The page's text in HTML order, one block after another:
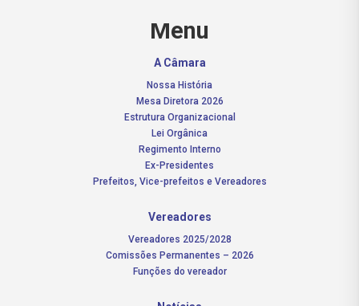
Menu
A Câmara
Nossa História
Mesa Diretora 2026
Estrutura Organizacional
Lei Orgânica
Regimento Interno
Ex-Presidentes
Prefeitos, Vice-prefeitos e Vereadores
Vereadores
Vereadores 2025/2028
Comissões Permanentes – 2026
Funções do vereador